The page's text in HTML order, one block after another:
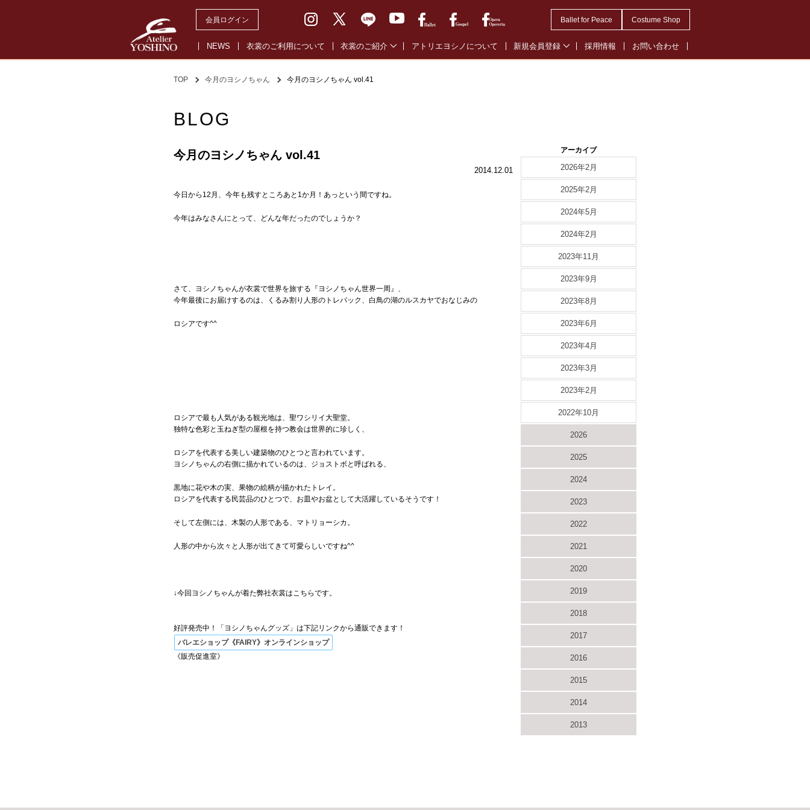
会員ログイン Ballet for Peace Costume Shop
NEWS 衣裳のご利用について 衣裳のご紹介 アトリエヨシノについて 新規会員登録 採用情報 お問い合わせ
TOP 今月のヨシノちゃん 今月のヨシノちゃん vol.41
BLOG
今月のヨシノちゃん vol.41
2014.12.01
今日から12月、今年も残すところあと1か月！あっという間ですね。
今年はみなさんにとって、どんな年だったのでしょうか？
さて、ヨシノちゃんが衣裳で世界を旅する『ヨシノちゃん世界一周』、
今年最後にお届けするのは、くるみ割り人形のトレパック、白鳥の湖のルスカヤでおなじみの
ロシアです^^
ロシアで最も人気がある観光地は、聖ワシリイ大聖堂。
独特な色彩と玉ねぎ型の屋根を持つ教会は世界的に珍しく、
ロシアを代表する美しい建築物のひとつと言われています。
ヨシノちゃんの右側に描かれているのは、ジョストボと呼ばれる、
黒地に花や木の実、果物の絵柄が描かれたトレイ。
ロシアを代表する民芸品のひとつで、お皿やお盆として大活躍しているそうです！
そして左側には、木製の人形である、マトリョーシカ。
人形の中から次々と人形が出てきて可愛らしいですね^^
↓今回ヨシノちゃんが着た弊社衣裳はこちらです。
好評発売中！「ヨシノちゃんグッズ」は下記リンクから通販できます！
バレエショップ《FAIRY》オンラインショップ
《販売促進室》
アーカイブ
2026年2月
2025年2月
2024年5月
2024年2月
2023年11月
2023年9月
2023年8月
2023年6月
2023年4月
2023年3月
2023年2月
2022年10月
2026
2025
2024
2023
2022
2021
2020
2019
2018
2017
2016
2015
2014
2013